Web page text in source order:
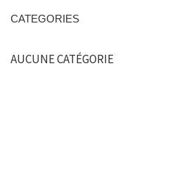
CATEGORIES
AUCUNE CATÉGORIE